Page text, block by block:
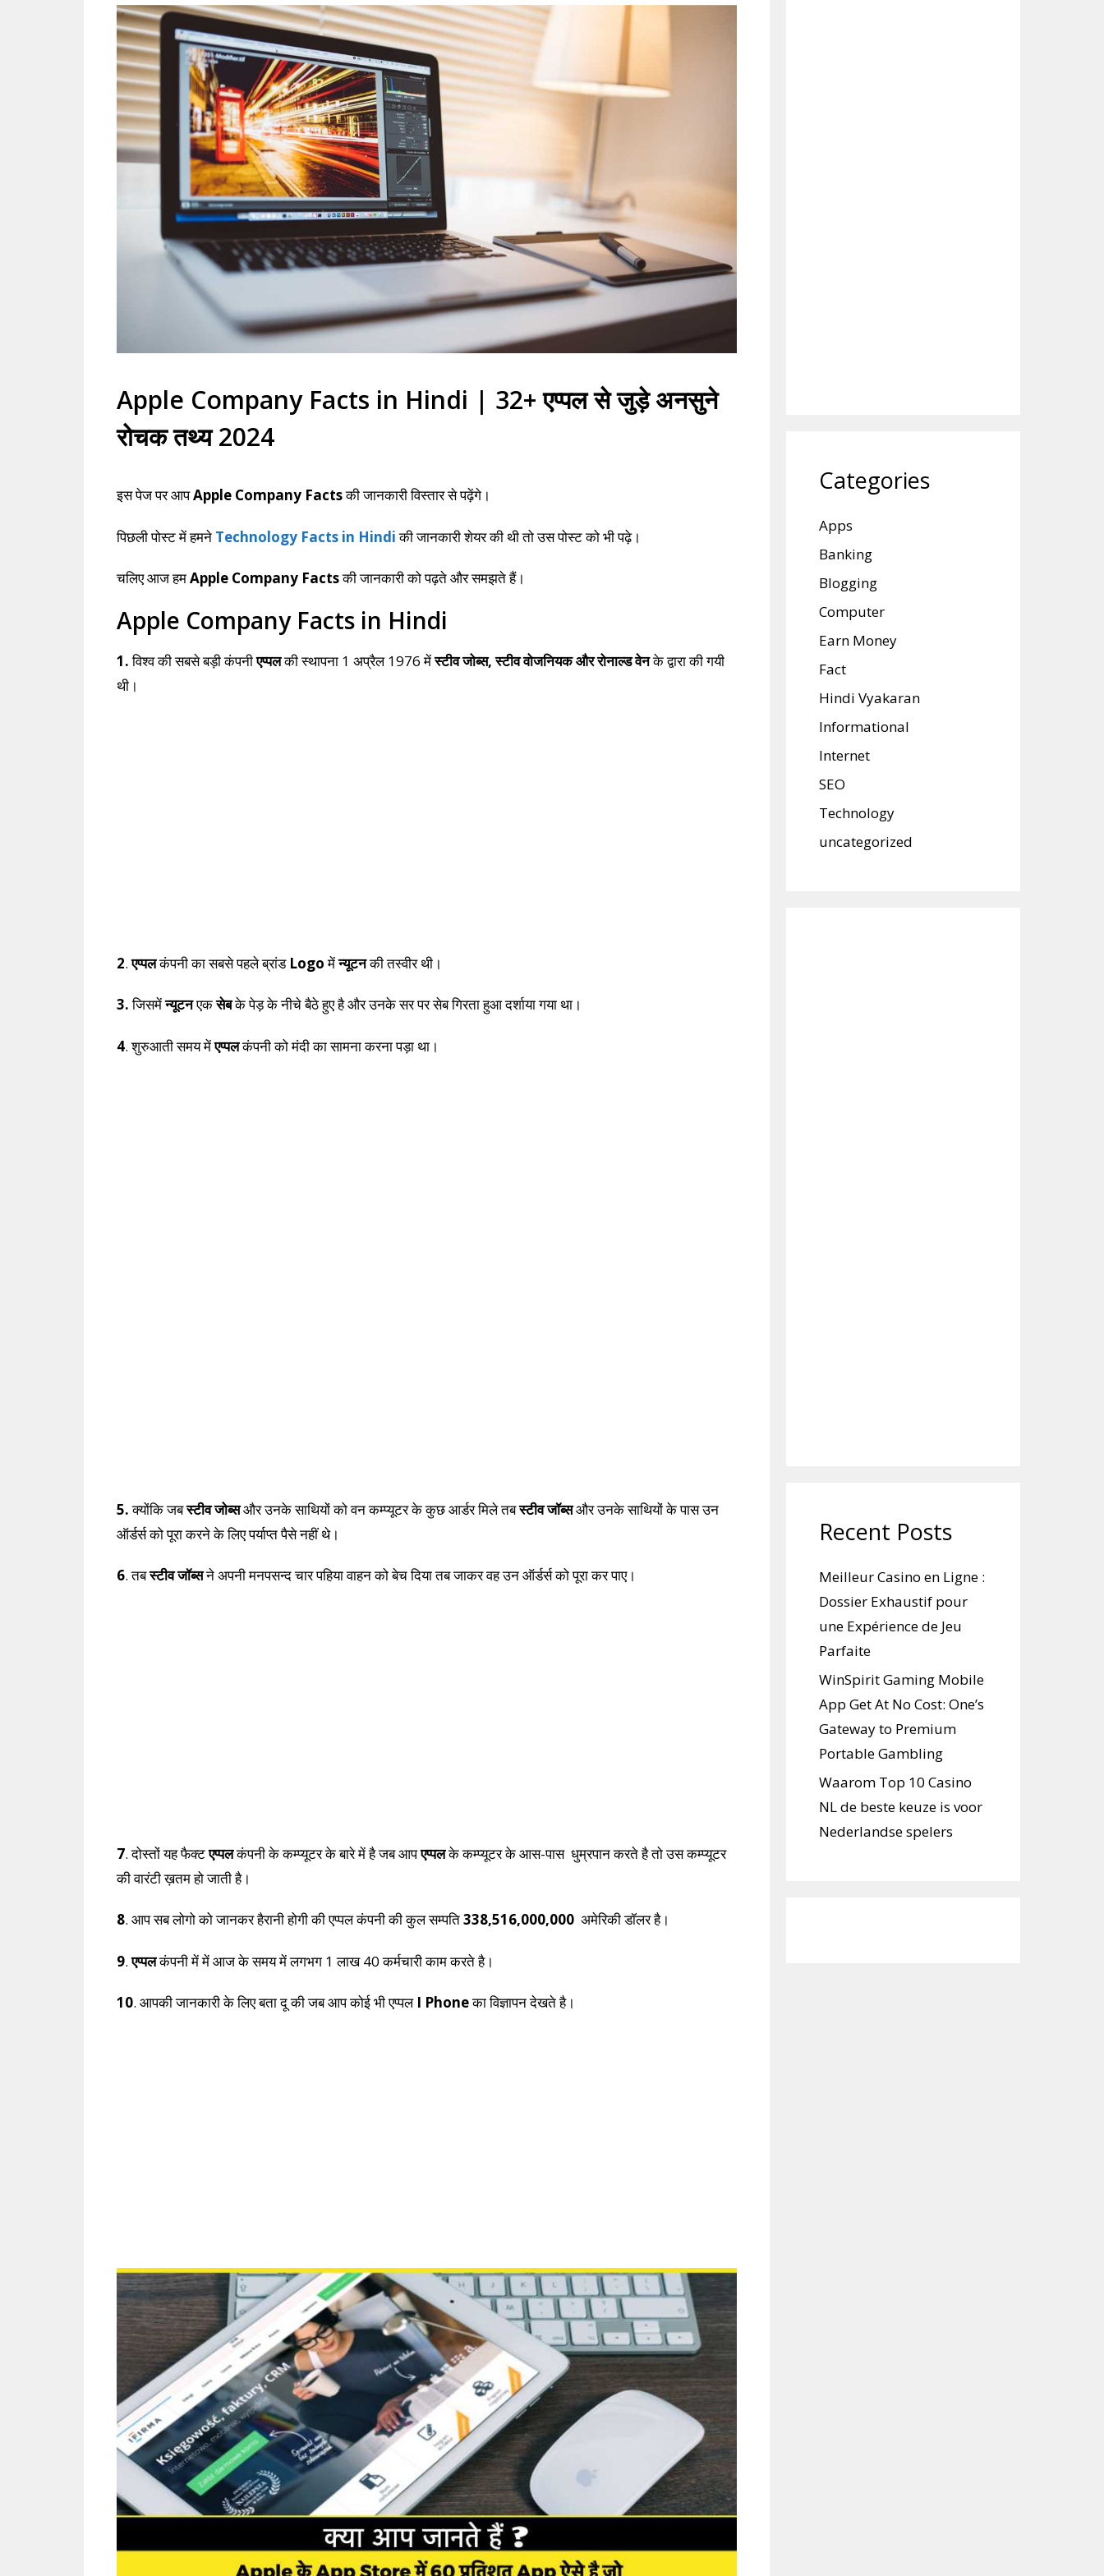
Apple Company Facts in Hindi | 32+ एप्पल से जुड़े अनसुने
रोचक तथ्य 2024
इस पेज पर आपApple Company Factsकी जानकारी विस्तार से पढ़ेंगे।
पिछली पोस्ट में हमने Technology Facts in Hindiकी जानकारी शेयर की थी तो उस पोस्ट को भी पढ़े।
चलिए आज हमApple Company Factsकी जानकारी को पढ़ते और समझते हैं।
Apple Company Facts in Hindi
1.विश्व की सबसे बड़ी कंपनीएप्पलकी स्थापना 1 अप्रैल 1976 मेंस्टीव जोब्स, स्टीव वोजनियक और रोनाल्ड वेनके द्वारा की गयी
थी।
2.एप्पलकंपनी का सबसे पहले ब्रांड Logoमेंन्यूटनकी तस्वीर थी।
3.जिसमेंन्यूटनएकसेबके पेड़ के नीचे बैठे हुए है और उनके सर पर सेब गिरता हुआ दर्शाया गया था।
4. शुरुआती समय मेंएप्पलकंपनी को मंदी का सामना करना पड़ा था।
5.क्योंकि जबस्टीव जोब्सऔर उनके साथियों को वन कम्प्यूटर के कुछ आर्डर मिले तबस्टीव जॉब्सऔर उनके साथियों के पास उन
ऑर्डर्स को पूरा करने के लिए पर्याप्त पैसे नहीं थे।
6. तबस्टीव जॉब्सने अपनी मनपसन्द चार पहिया वाहन को बेच दिया तब जाकर वह उन ऑर्डर्स को पूरा कर पाए।
7. दोस्तों यह फैक्टएप्पलकंपनी के कम्प्यूटर के बारे में है जब आपएप्पलके कम्प्यूटर के आस-पास धुम्रपान करते है तो उस कम्प्यूटर
की वारंटी ख़तम हो जाती है।
8. आप सब लोगो को जानकर हैरानी होगी की एप्पल कंपनी की कुल सम्पति338,516,000,000 अमेरिकी डॉलर है।
9.एप्पलकंपनी में में आज के समय में लगभग 1 लाख 40 कर्मचारी काम करते है।
10. आपकी जानकारी के लिए बता दू की जब आप कोई भी एप्पल I Phoneका विज्ञापन देखते है।
Categories
Apps
Banking
Blogging
Computer
Earn Money
Fact
Hindi Vyakaran
Informational
Internet
SEO
Technology
uncategorized
Recent Posts
Meilleur Casino en Ligne :
Dossier Exhaustif pour
une Expérience de Jeu
Parfaite
WinSpirit Gaming Mobile
App Get At No Cost: One’s
Gateway to Premium
Portable Gambling
Waarom Top 10 Casino
NL de beste keuze is voor
Nederlandse spelers